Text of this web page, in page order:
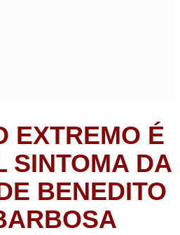
EXTREMO É
SINTOMA DA
BENEDITO